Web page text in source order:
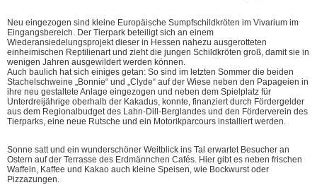
Neu eingezogen sind kleine Europäische Sumpfschildkröten im Vivarium im
Eingangsbereich. Der Tierpark beteiligt sich an einem
Wiederansiedelungsprojekt dieser in Hessen nahezu ausgerotteten
einheimischen Reptilienart und zieht die jungen Schildkröten groß, damit sie in
wenigen Jahren ausgewildert werden können.
Auch baulich hat sich einiges getan: So sind im letzten Sommer die beiden
Stachelschweine „Bonnie“ und „Clyde“ auf der Wiese neben den Papageien in
ihre neu gestaltete Anlage eingezogen und neben dem Spielplatz für
Unterdreijährige oberhalb der Kakadus, konnte, finanziert durch Fördergelder
aus dem Regionalbudget des Lahn-Dill-Berglandes und den Förderverein des
Tierparks, eine neue Rutsche und ein Motorikparcours installiert werden.
Sonne satt und ein wunderschöner Weitblick ins Tal erwartet Besucher an
Ostern auf der Terrasse des Erdmännchen Cafés. Hier gibt es neben frischen
Waffeln, Kaffee und Kakao auch kleine Speisen, wie Bockwurst oder
Pizzazungen.